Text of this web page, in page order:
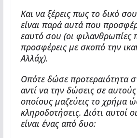
Και να ξέρεις πως το δικό
είναι παρά αυτά που
εαυτό σου (οι φιλανθρωπίες
προσφέρεις με σκοπό την
Αλλάχ).
Οπότε δώσε προτεραιότητα
αντί να την δώσεις σε
οποίους μαζεύεις το χρήμα
κληροδοτήσεις. Διότι αυτοί
είναι ένας από δυο: